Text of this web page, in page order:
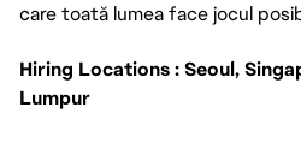
care toată lumea face jocul
Hiring Locations : Seoul,
Lumpur